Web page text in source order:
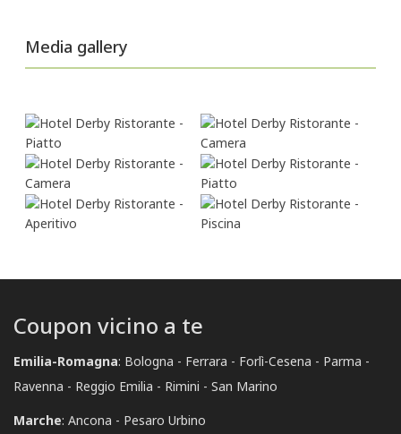
anche per chi vive la tavola con esigenze specifiche: su
richiesta sono disponibiliproposte senza glutine,
preparazioni semplici e curate secondo le indicazioni dei
genitori.
Media gallery
Coupon vicino a te
Emilia-Romagna: Bologna Ferrara Forlì-Cesena
Parma
Ravenna
Reggio Emilia Rimini
San Marino
Marche: Ancona
Pesaro Urbino